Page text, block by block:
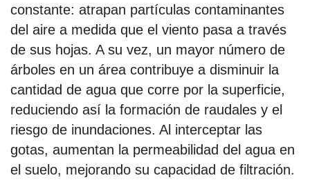
constante: atrapan partículas contaminantes
del aire a medida que el viento pasa a través
de sus hojas. A su vez, un mayor número de
árboles en un área contribuye a disminuir la
cantidad de agua que corre por la superficie,
reduciendo así la formación de raudales y el
riesgo de inundaciones. Al interceptar las
gotas, aumentan la permeabilidad del agua en
el suelo, mejorando su capacidad de filtración.